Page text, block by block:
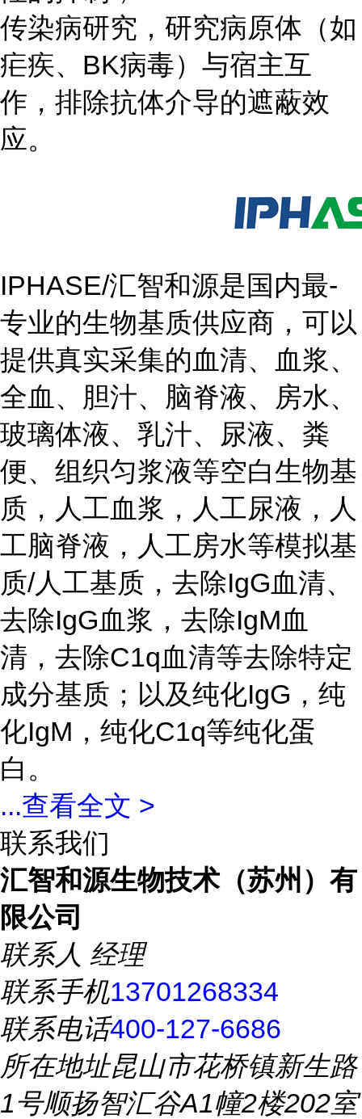
传染病研究，研究病原体（如
疟疾、BK病毒）与宿主互
作，排除抗体介导的遮蔽效
应。
IPHASE/汇智和源是国内最-
专业的生物基质供应商，可以
提供真实采集的血清、血浆、
全血、胆汁、脑脊液、房水、
玻璃体液、乳汁、尿液、粪
便、组织匀浆液等空白生物基
质，人工血浆，人工尿液，人
工脑脊液，人工房水等模拟基
质/人工基质，去除IgG血清、
去除IgG血浆，去除IgM血
清，去除C1q血清等去除特定
成分基质；以及纯化IgG，纯
化IgM，纯化C1q等纯化蛋
白。
...查看全文 >
联系我们
汇智和源生物技术（苏州）有
限公司
联系人 经理
联系手机13701268334
联系电话400-127-6686
所在地址昆山市花桥镇新生路
1号顺扬智汇谷A1幢2楼202室